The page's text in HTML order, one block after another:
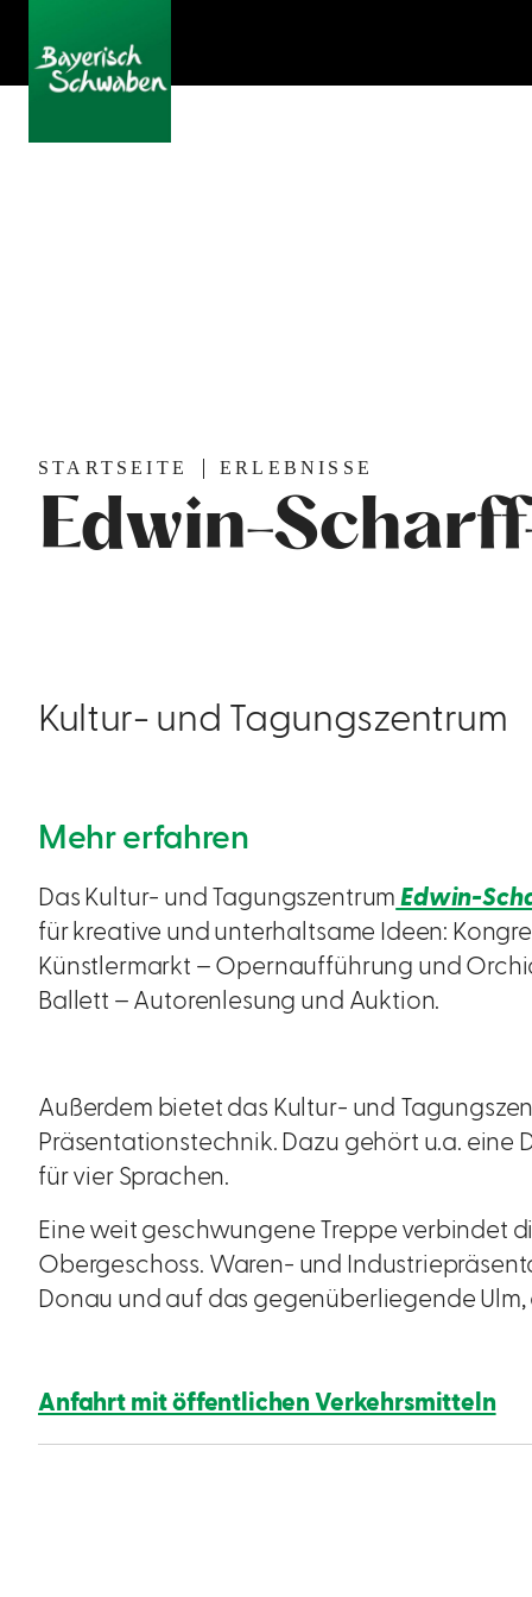
STARTSEITE ERLEBNISSE
Edwin-
Kultur- und Tagungszentrum
Mehr erfahren
Das Kultur- und Tagungszentrum Edwin-
für kreative und unterhaltsame Ideen:
Künstlermarkt – Opernaufführung und
Ballett – Autorenlesung und Auktion.
Außerdem bietet das Kultur- und
Präsentationstechnik. Dazu gehört u.a.
für vier Sprachen.
Eine weit geschwungene Treppe verbindet
Obergeschoss. Waren- und
Donau und auf das gegenüberliegende Ulm,
Anfahrt mit öffentlichen Verkehrsmitteln